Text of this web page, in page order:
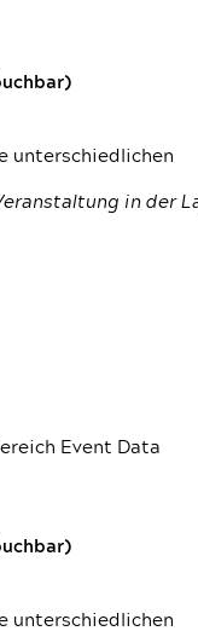
unterschiedlichen
in der
Event Data
unterschiedlichen